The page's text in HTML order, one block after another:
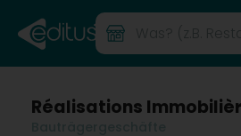
Réalisations